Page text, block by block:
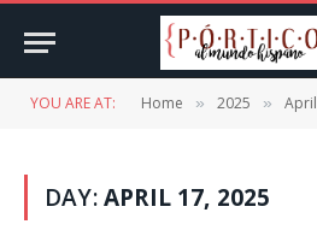
YOU ARE AT: Home » 2025 » April
DAY:APRIL 17, 2025